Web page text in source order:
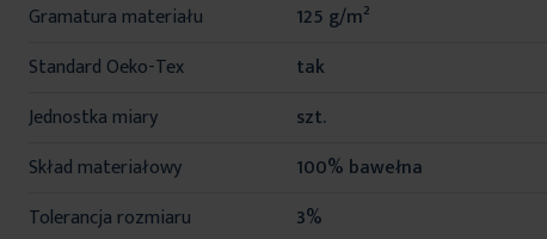
Gramatura materiału
125 g/m²
Standard Oeko-Tex
tak
Jednostka miary
szt.
Skład materiałowy
100% bawełna
Tolerancja rozmiaru
3%